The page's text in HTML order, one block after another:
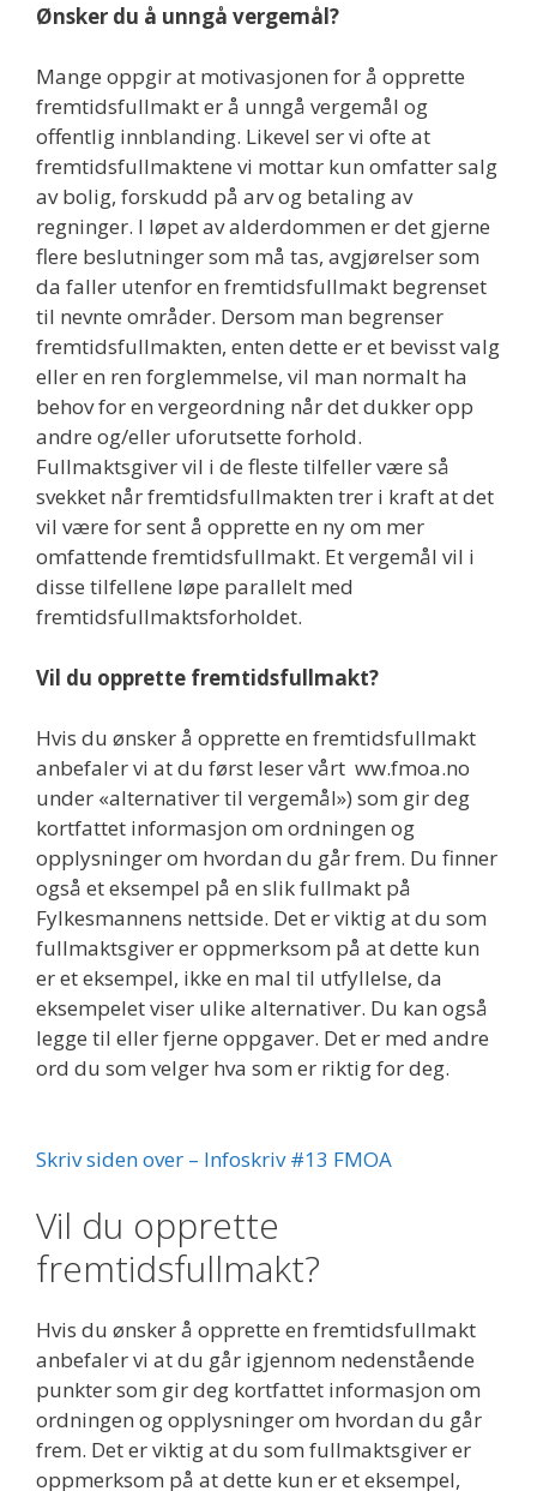
Ønsker du å unngå vergemål?
Mange oppgir at motivasjonen for å opprette
fremtidsfullmakt er å unngå vergemål og
offentlig innblanding. Likevel ser vi ofte at
fremtidsfullmaktene vi mottar kun omfatter salg
av bolig, forskudd på arv og betaling av
regninger. I løpet av alderdommen er det gjerne
flere beslutninger som må tas, avgjørelser som
da faller utenfor en fremtidsfullmakt begrenset
til nevnte områder. Dersom man begrenser
fremtidsfullmakten, enten dette er et bevisst valg
eller en ren forglemmelse, vil man normalt ha
behov for en vergeordning når det dukker opp
andre og/eller uforutsette forhold.
Fullmaktsgiver vil i de fleste tilfeller være så
svekket når fremtidsfullmakten trer i kraft at det
vil være for sent å opprette en ny om mer
omfattende fremtidsfullmakt. Et vergemål vil i
disse tilfellene løpe parallelt med
fremtidsfullmaktsforholdet.
Vil du opprette fremtidsfullmakt?
Hvis du ønsker å opprette en fremtidsfullmakt
anbefaler vi at du først leser vårt ww.fmoa.no
under «alternativer til vergemål») som gir deg
kortfattet informasjon om ordningen og
opplysninger om hvordan du går frem. Du finner
også et eksempel på en slik fullmakt på
Fylkesmannens nettside. Det er viktig at du som
fullmaktsgiver er oppmerksom på at dette kun
er et eksempel, ikke en mal til utfyllelse, da
eksempelet viser ulike alternativer. Du kan også
legge til eller fjerne oppgaver. Det er med andre
ord du som velger hva som er riktig for deg.
Skriv siden over – Infoskriv #13 FMOA
Vil du opprette
fremtidsfullmakt?
Hvis du ønsker å opprette en fremtidsfullmakt
anbefaler vi at du går igjennom nedenstående
punkter som gir deg kortfattet informasjon om
ordningen og opplysninger om hvordan du går
frem. Det er viktig at du som fullmaktsgiver er
oppmerksom på at dette kun er et eksempel,